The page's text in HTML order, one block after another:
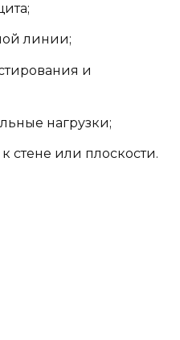
линии;
и
нагрузки;
стене или плоскости.